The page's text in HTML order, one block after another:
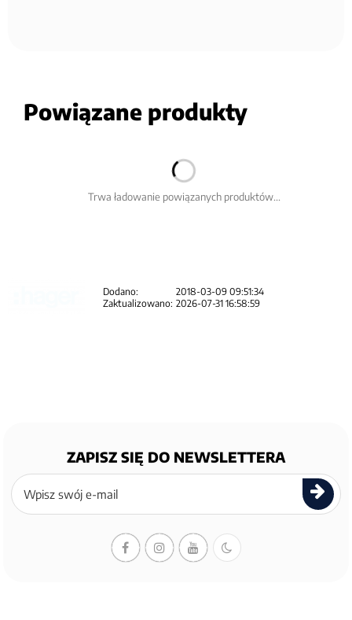
Powiązane produkty
Trwa ładowanie powiązanych produktów...
Dodano:
2018-03-09 09:51:34
Zaktualizowano: 2026-07-31 16:58:59
ZAPISZ SIĘ DO NEWSLETTERA
Zapisz
się
newslettera